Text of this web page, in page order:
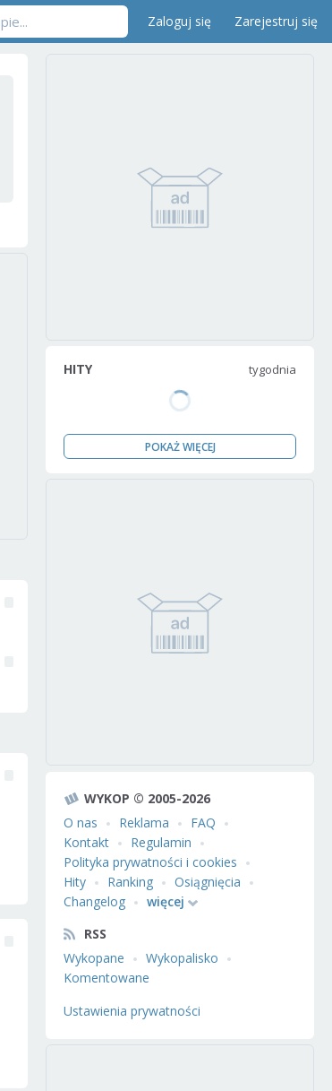
Zaloguj się Zarejestruj się
HITY tygodnia
POKAŻ WIĘCEJ
WYKOP © 2005-2026
O nas
Reklama
FAQ
Kontakt
Regulamin
Polityka prywatności i cookies
Hity
Ranking
Osiągnięcia
Changelog
więcej
RSS
Wykopane
Wykopalisko
Komentowane
Ustawienia prywatności